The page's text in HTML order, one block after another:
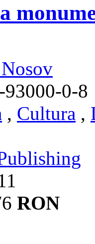
0-8
, Cultura ,
RON